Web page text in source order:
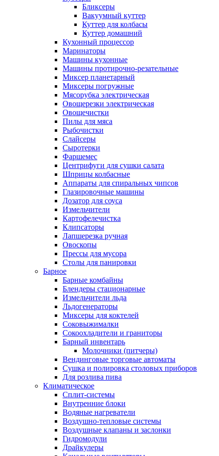
Бликсеры
Вакуумный куттер
Куттер для колбасы
Куттер домашний
Кухонный процессор
Маринаторы
Машины кухонные
Машины протирочно-резательные
Миксер планетарный
Миксеры погружные
Мясорубка электрическая
Овощерезки электрическая
Овощечистки
Пилы для мяса
Рыбочистки
Слайсеры
Сыротерки
Фаршемес
Центрифуги для сушки салата
Шприцы колбасные
Аппараты для спиральных чипсов
Глазировочные машины
Дозатор для соуса
Измельчители
Картофелечистка
Клипсаторы
Лапшерезка ручная
Овоскопы
Прессы для мусора
Столы для панировки
Барное
Барные комбайны
Блендеры стационарные
Измельчители льда
Льдогенераторы
Миксеры для коктелей
Соковыжималки
Сокоохладители и граниторы
Барный инвентарь
Молочники (питчеры)
Вендинговые торговые автоматы
Сушка и полировка столовых приборов
Для розлива пива
Климатическое
Сплит-системы
Внутренние блоки
Водяные нагреватели
Воздушно-тепловые системы
Воздушные клапаны и заслонки
Гидромодули
Драйкулеры